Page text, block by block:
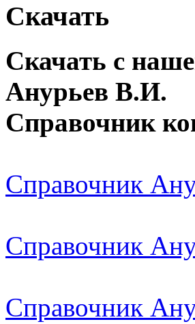
Скачать
Скачать с
Анурьев В.И.
Справочник
Справочник
Справочник
Справочник